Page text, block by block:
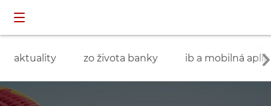
aktuality zo života banky ib a mobilná